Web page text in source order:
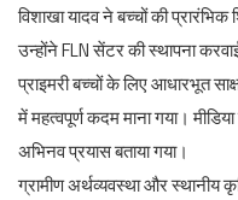
विशाखा यादव ने बच्चों की प्रारंभिक
उन्होंने FLN सेंटर की स्थापना
प्राइमरी बच्चों के लिए आधारभूत
में महत्वपूर्ण कदम माना गया।
अभिनव प्रयास बताया गया।
ग्रामीण अर्थव्यवस्था और स्थानीय